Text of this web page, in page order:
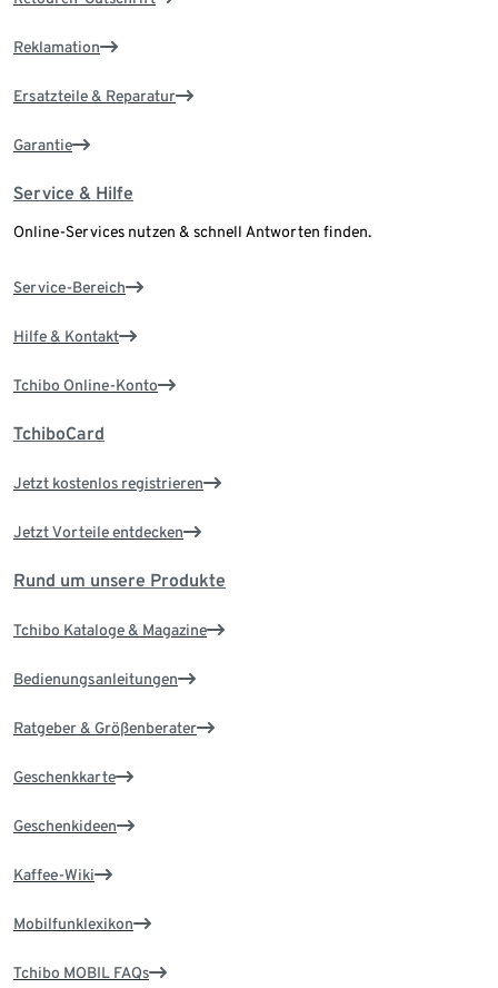
Reklamation
Ersatzteile & Reparatur
Garantie
Service & Hilfe
Online-Services nutzen & schnell Antworten finden.
Service-Bereich
Hilfe & Kontakt
Tchibo Online-Konto
TchiboCard
Jetzt kostenlos registrieren
Jetzt Vorteile entdecken
Rund um unsere Produkte
Tchibo Kataloge & Magazine
Bedienungsanleitungen
Ratgeber & Größenberater
Geschenkkarte
Geschenkideen
Kaffee-Wiki
Mobilfunklexikon
Tchibo MOBIL FAQs